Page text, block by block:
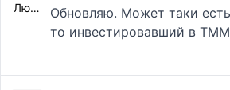
Люся
Обновляю. Может таки
то инвестировавший в